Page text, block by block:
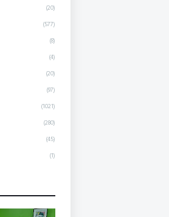
(20)
(577)
(8)
(4)
(20)
(97)
(1021)
(280)
(45)
(1)